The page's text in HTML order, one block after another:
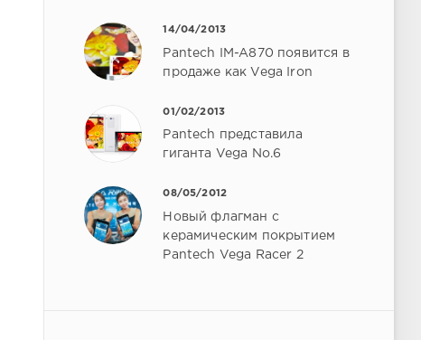
14/04/2013
Pantech IM-A870 появится в
продаже как Vega Iron
01/02/2013
Pantech представила
гиганта Vega No.6
08/05/2012
Новый флагман с
керамическим покрытием
Pantech Vega Racer 2